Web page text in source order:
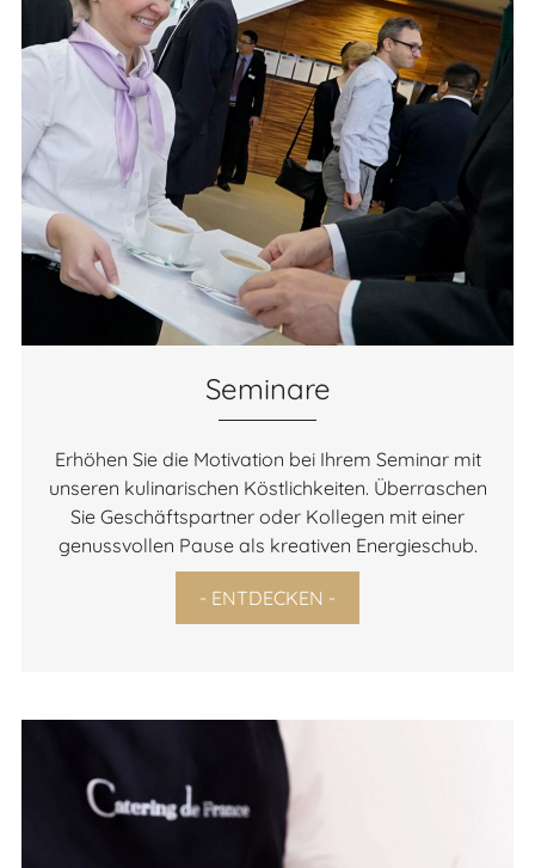
Seminare
Erhöhen Sie die Motivation bei Ihrem Seminar mit
unseren kulinarischen Köstlichkeiten. Überraschen
Sie Geschäftspartner oder Kollegen mit einer
genussvollen Pause als kreativen Energieschub.
- ENTDECKEN -